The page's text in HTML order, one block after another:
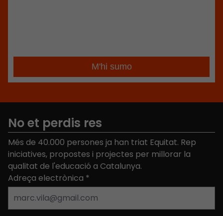
No et perdis res
Més de 40.000 persones ja han triat Equitat. Rep
iniciatives, propostes i projectes per millorar la
qualitat de l'educació a Catalunya.
Adreça electrònica *